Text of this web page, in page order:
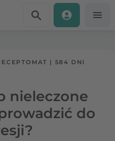
| 584 DNI
nieleczone
do